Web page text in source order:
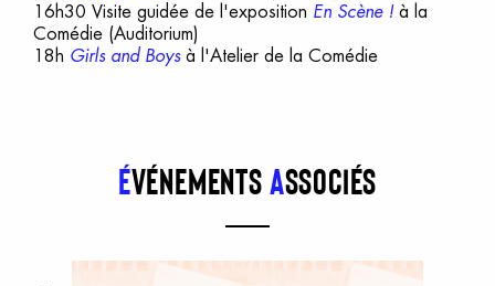
16h30 Visite guidée de l'exposition En Scène ! à la
Comédie (Auditorium)
18h Girls and Boysà l'Atelier de la Comédie
Événementsassociés